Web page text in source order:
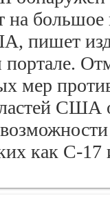
на
пишет
мер
США
как C-